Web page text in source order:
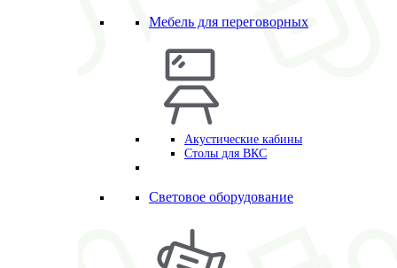
Мебель для переговорных
Акустические кабины
Столы для ВКС
Световое оборудование